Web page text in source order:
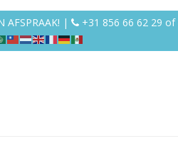
AFSPRAAK! | +31 856 66 62 29 of